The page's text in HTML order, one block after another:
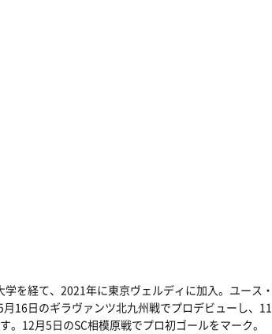
を経て、2021年に東京ヴェルディに加入。ユース・
16日のギラヴァンツ北九州戦でプロデビューし、11
12月5日のSC相模原戦でプロ初ゴールをマーク。